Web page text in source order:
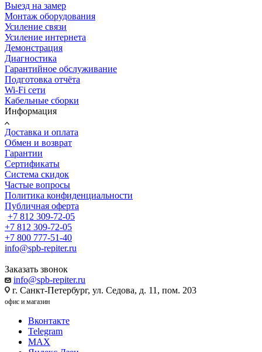
Выезд на замер
Монтаж оборудования
Усиление связи
Усиление интернета
Демонстрация
Диагностика
Гарантийное обслуживание
Подготовка отчёта
Wi-Fi сети
Кабельные сборки
Информация
Доставка и оплата
Обмен и возврат
Гарантии
Сертификаты
Система скидок
Частые вопросы
Политика конфиденциальности
Публичная оферта
+7 812 309-72-05
+7 812 309-72-05
+7 800 777-51-40
info@spb-repiter.ru
Заказать звонок
info@spb-repiter.ru
г. Санкт-Петербург, ул. Седова, д. 11, пом. 203
офис и магазин
Вконтакте
Telegram
MAX